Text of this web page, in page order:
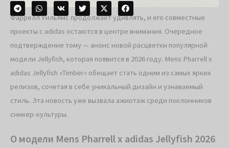
Фаррелл Уильямс продолжает удивлять, и его совместные
проекты с adidas остаются в центре внимания. Очередное
подтверждение тому — анонс новой расцветки популярной
модели Jellyfish, которая появится в 2026 году. Mens Pharrell x
adidas Jellyfish «Timber» обещает стать одним из самых ярких
релизов, сочетая в себе уникальный дизайн и узнаваемый
стиль. Эта новость уже вызвала ажиотаж среди поклонников
сникер-культуры.
О модели Mens Pharrell x adidas Jellyfish 2026